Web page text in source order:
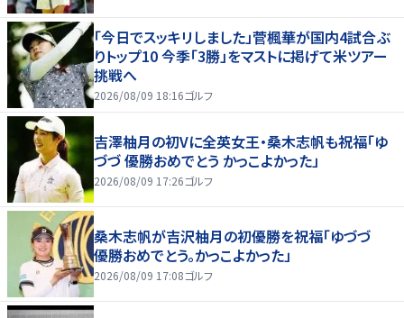
「今日でスッキリしました」菅楓華が国内4試合ぶ
りトップ10 今季「3勝」をマストに掲げて米ツアー
挑戦へ
2026/08/09 18:16ゴルフ
吉澤柚月の初Vに全英女王・桑木志帆も祝福「ゆ
づづ 優勝おめでとう かっこよかった」
2026/08/09 17:26ゴルフ
桑木志帆が吉沢柚月の初優勝を祝福「ゆづづ
優勝おめでとう。かっこよかった」
2026/08/09 17:08ゴルフ